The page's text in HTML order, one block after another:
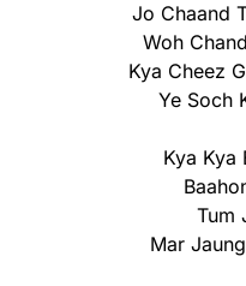
Jo Chaand
Woh
Kya Cheez
Ye Soch
Kya Kya
Tum
Mar